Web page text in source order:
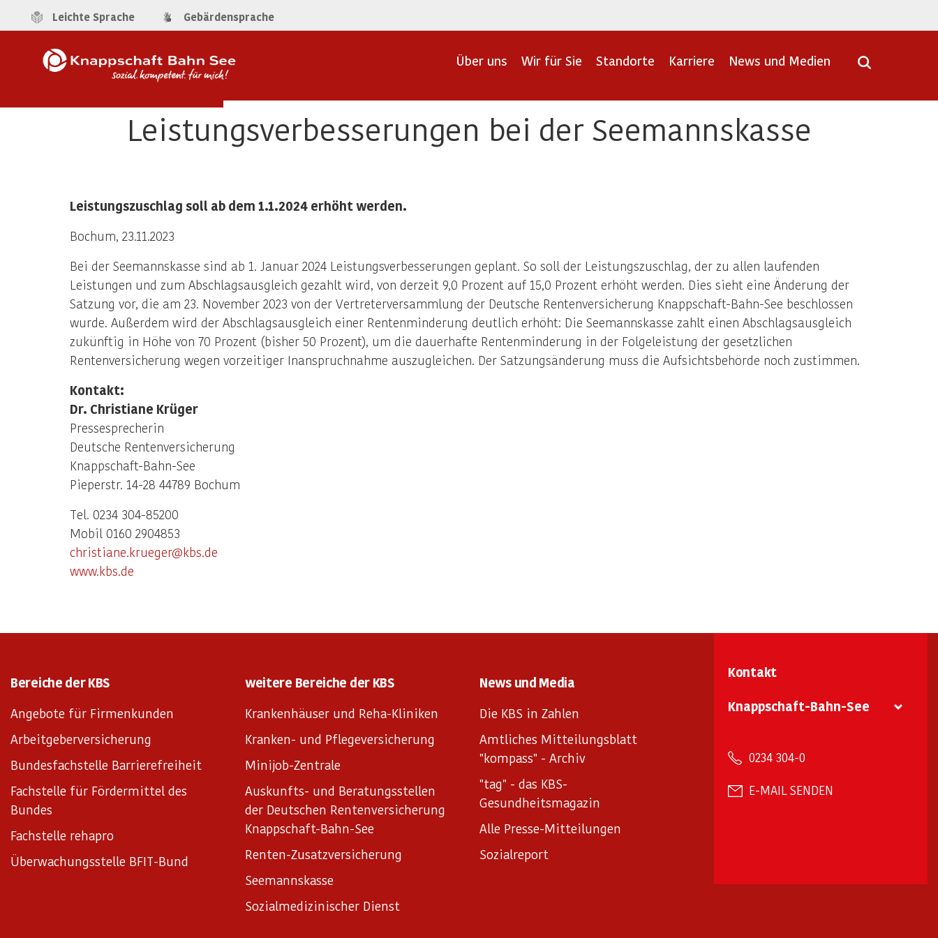
Leichte Sprache Gebärdensprache
Über uns Wir für Sie Standorte Karriere News und Medien
Leistungsverbesserungen bei der Seemannskasse
Leistungszuschlag soll ab dem 1.1.2024 erhöht werden.
Bochum, 23.11.2023
Bei der Seemannskasse sind ab 1. Januar 2024 Leistungsverbesserungen geplant. So soll der Leistungszuschlag, der zu allen laufenden
Leistungen und zum Abschlagsausgleich gezahlt wird, von derzeit 9,0 Prozent auf 15,0 Prozent erhöht werden. Dies sieht eine Änderung der
Satzung vor, die am 23. November 2023 von der Vertreterversammlung der Deutsche Rentenversicherung Knappschaft-Bahn-See beschlossen
wurde. Außerdem wird der Abschlagsausgleich einer Rentenminderung deutlich erhöht: Die Seemannskasse zahlt einen Abschlagsausgleich
zukünftig in Höhe von 70 Prozent (bisher 50 Prozent), um die dauerhafte Rentenminderung in der Folgeleistung der gesetzlichen
Rentenversicherung wegen vorzeitiger Inanspruchnahme auszugleichen. Der Satzungsänderung muss die Aufsichtsbehörde noch zustimmen.
Kontakt:
Dr. Christiane Krüger
Pressesprecherin
Deutsche Rentenversicherung
Knappschaft-Bahn-See
Pieperstr. 14-28 44789 Bochum
Tel. 0234 304-85200
Mobil 0160 2904853
christiane.krueger@kbs.de
www.kbs.de
Bereiche der KBS
Angebote für Firmenkunden
Arbeitgeberversicherung
Bundesfachstelle Barrierefreiheit
Fachstelle für Fördermittel des
Bundes
Fachstelle rehapro
Überwachungsstelle BFIT-Bund
weitere Bereiche der KBS
Krankenhäuser und Reha-Kliniken
Kranken- und Pflegeversicherung
Minijob-Zentrale
Auskunfts- und Beratungsstellen
der Deutschen Rentenversicherung
Knappschaft-Bahn-See
Renten-Zusatzversicherung
Seemannskasse
Sozialmedizinischer Dienst
News und Media
Die KBS in Zahlen
Amtliches Mitteilungsblatt
"kompass" - Archiv
"tag" - das KBS-
Gesundheitsmagazin
Alle Presse-Mitteilungen
Sozialreport
Kontakt
Knappschaft-Bahn-See
0234 304-0
E-MAIL SENDEN